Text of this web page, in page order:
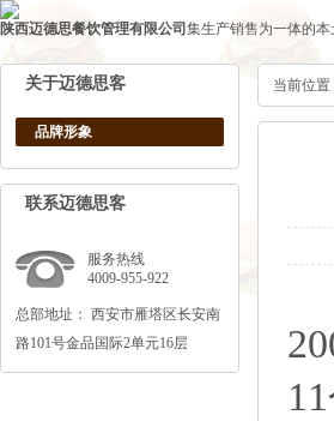
陕西迈德思餐饮管理有限公司 集生产销售为一体的
关于迈德思客
品牌形象
联系迈德思客
服务热线
4009-955-922
总部地址： 西安市雁塔区长安南
路101号金品国际2单元16层
当前位置